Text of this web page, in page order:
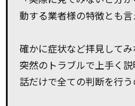
動する業者様の特徴とも言
確かに症状など拝見してみ
突然のトラブルで上手く
話だけで全ての判断を行う